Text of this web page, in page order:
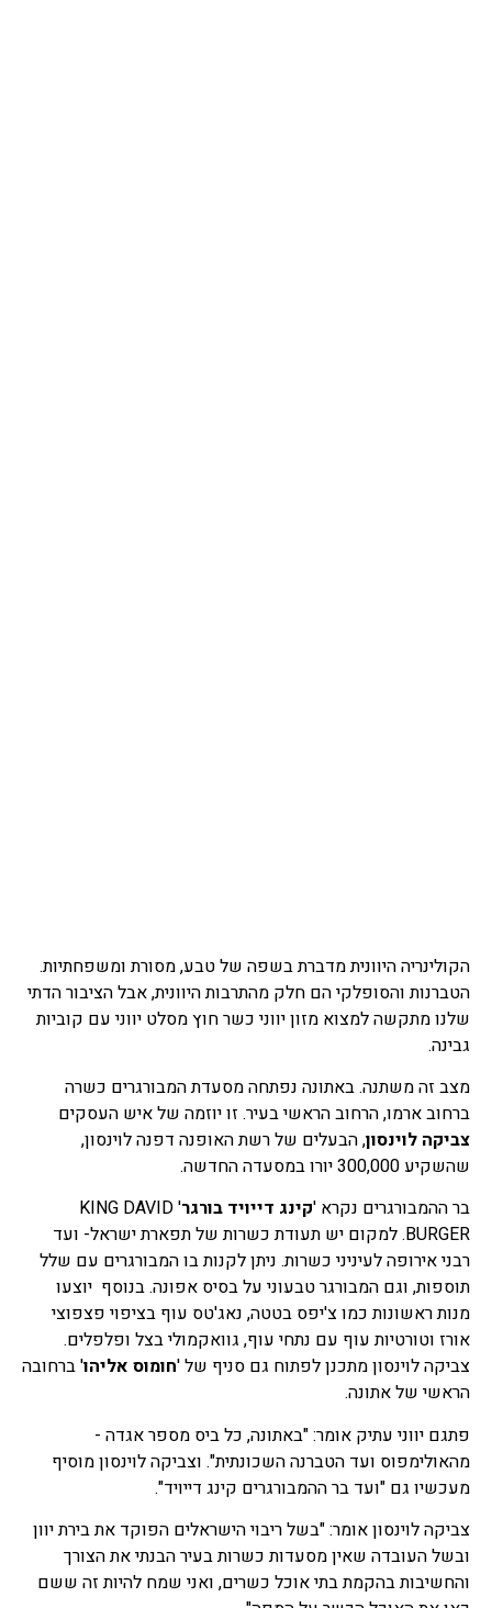
הקולינריה היוונית מדברת בשפה של טבע, מסורת ומשפחתיות.
הטברנות והסופלקי הם חלק מהתרבות היוונית, אבל הציבור הדתי
שלנו מתקשה למצוא מזון יווני כשר חוץ מסלט יווני עם קוביות
גבינה.
מצב זה משתנה. באתונה נפתחה מסעדת המבורגרים כשרה
ברחוב ארמו, הרחוב הראשי בעיר. זו יוזמה של איש העסקים
צביקה לוינסון, הבעלים של רשת האופנה דפנה לוינסון,
שהשקיע 300,000 יורו במסעדה החדשה.
בר ההמבורגרים נקרא 'קינג דייויד בורגר ' KING DAVID
BURGER. למקום יש תעודת כשרות של תפארת ישראל- ועד
רבני אירופה לעיניני כשרות. ניתן לקנות בו המבורגרים עם שלל
תוספות, וגם המבורגר טבעוני על בסיס אפונה. בנוסף יוצעו
מנות ראשונות כמו צ'יפס בטטה, נאג'טס עוף בציפוי פצפוצי
אורז וטורטיות עוף עם נתחי עוף, גוואקמולי בצל ופלפלים.
צביקה לוינסון מתכנן לפתוח גם סניף של 'חומוס אליהו' ברחובה
הראשי של אתונה.
פתגם יווני עתיק אומר: "באתונה, כל ביס מספר אגדה -
מהאולימפוס ועד הטברנה השכונתית". וצביקה לוינסון מוסיף
מעכשיו גם "ועד בר ההמבורגרים קינג דייויד".
צביקה לוינסון אומר: "בשל ריבוי הישראלים הפוקד את בירת יוון
ובשל העובדה שאין מסעדות כשרות בעיר הבנתי את הצורך
והחשיבות בהקמת בתי אוכל כשרים, ואני שמח להיות זה ששם